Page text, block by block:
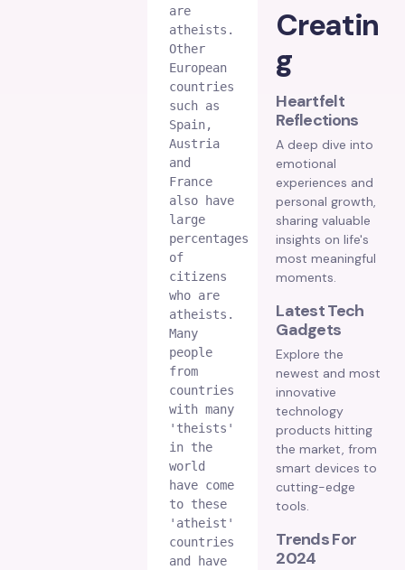
are
atheists.
Other
European
countries
such as
Spain,
Austria
and
France
also have
large
percentages
of
citizens
who are
atheists.
Many
people
from
countries
with many
'theists'
in the
world
have come
to these
'atheist'
countries
and have
Creatin
g
Heartfelt
Reflections
A deep dive into
emotional
experiences and
personal growth,
sharing valuable
insights on life's
most meaningful
moments.
Latest Tech
Gadgets
Explore the
newest and most
innovative
technology
products hitting
the market, from
smart devices to
cutting-edge
tools.
Trends For
2024